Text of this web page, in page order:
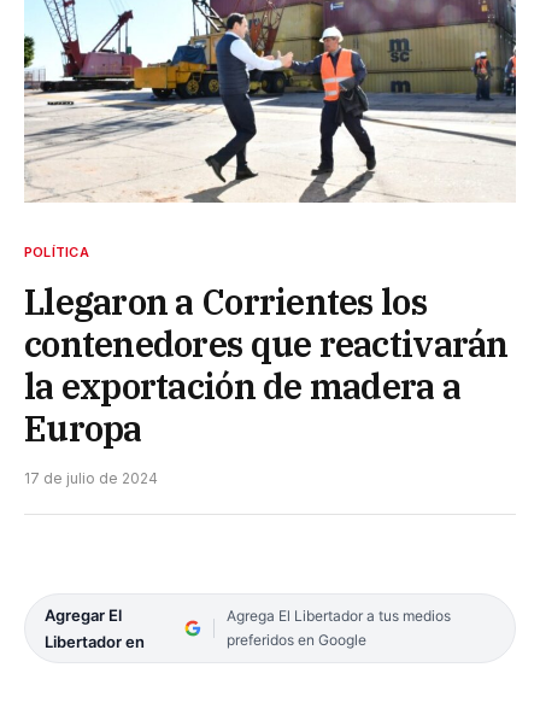
POLÍTICA
Llegaron a Corrientes los
contenedores que reactivarán
la exportación de madera a
Europa
17 de julio de 2024
Agregar El
Libertador en
Agrega El Libertador a tus medios
preferidos en Google